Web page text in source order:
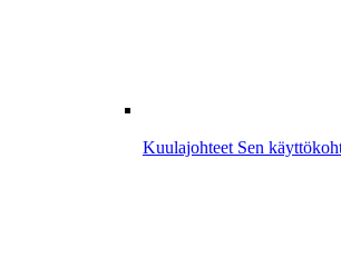
Kuulajohteet Sen